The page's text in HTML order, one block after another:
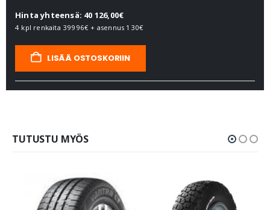
Hinta yhteensä: 40 126,00€
4 kpl renkaita 39996€ + asennus 130€
LISÄÄ OSTOSKORIIN
TUTUSTU MYÖS